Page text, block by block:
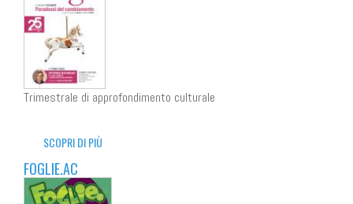
Trimestrale di approfondimento culturale
SCOPRI DI PIÙ
FOGLIE.AC